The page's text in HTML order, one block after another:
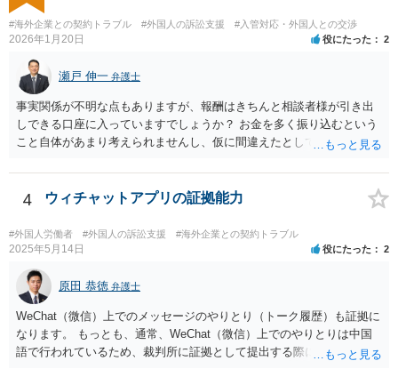
#海外企業との契約トラブル #外国人の訴訟支援 #入管対応・外国人との交渉
2026年1月20日 役にたった 2
瀬戸 伸一 弁護士
事実関係が不明な点もありますが、報酬はきちんと相談者様が引き出
しできる口座に入っていますでしょうか？ お金を多く振り込むという
こと自体があまり考えられませんし、仮に間違えたとしても、海外の
で、paypayを使うというのは、話として怪しい感じがします。 絶対に
損のないように行動されるとよいと思われます。
4 ウィチャットアプリの証拠能力
#外国人労働者 #外国人の訴訟支援 #海外企業との契約トラブル
2025年5月14日 役にたった 2
原田 恭徳 弁護士
WeChat（微信）上でのメッセージのやりとり（トーク履歴）も証拠に
なります。 もっとも、通常、WeChat（微信）上でのやりとりは中国
語で行われているため、裁判所に証拠として提出する際には日本語の